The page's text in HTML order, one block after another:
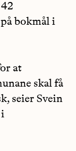
bokmål i
at
skal få
seier Svein
i